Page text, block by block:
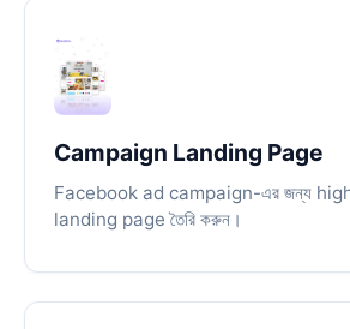
Campaign Landing Page
Facebook ad campaign-এর জন্য
landing page তৈরি করুন।